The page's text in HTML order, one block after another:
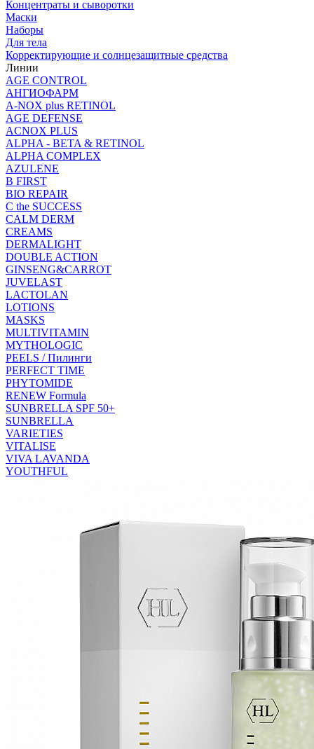
Концентраты и сыворотки
Маски
Наборы
Для тела
Корректирующие и солнцезащитные средства
Линии
AGE CONTROL
АНГИОФАРМ
A-NOX plus RETINOL
AGE DEFENSE
ACNOX PLUS
ALPHA - BETA & RETINOL
ALPHA COMPLEX
AZULENE
B FIRST
BIO REPAIR
C the SUCCESS
CALM DERM
CREAMS
DERMALIGHT
DOUBLE ACTION
GINSENG&CARROT
JUVELAST
LACTOLAN
LOTIONS
MASKS
MULTIVITAMIN
MYTHOLOGIC
PEELS / Пилинги
PERFECT TIME
PHYTOMIDE
RENEW Formula
SUNBRELLA SPF 50+
SUNBRELLA
VARIETIES
VITALISE
VIVA LAVANDA
YOUTHFUL